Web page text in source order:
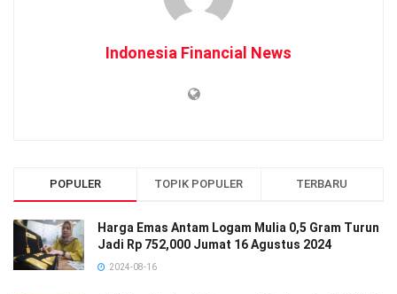
Indonesia Financial News
POPULER TOPIK POPULER TERBARU
Harga Emas Antam Logam Mulia 0,5 Gram Turun
Jadi Rp 752,000 Jumat 16 Agustus 2024
2024-08-16